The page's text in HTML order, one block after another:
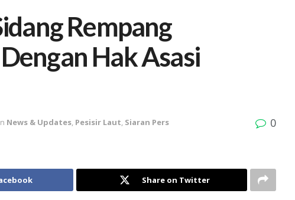
Rempang
Hak Asasi
News & Updates, Pesisir Laut, Siaran Pers 0
Share on Twitter